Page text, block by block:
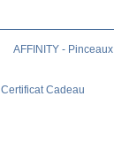
AFFINITY - Pinceaux
Certificat Cadeau